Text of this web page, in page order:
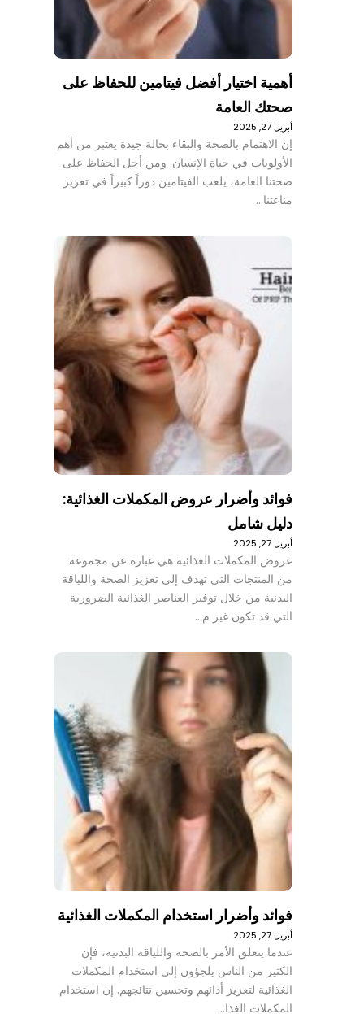
أهمية اختيار أفضل فيتامين للحفاظ على
صحتك العامة
أبريل 27, 2025
إن الاهتمام بالصحة والبقاء بحالة جيدة يعتبر من أهم
الأولويات في حياة الإنسان. ومن أجل الحفاظ على
صحتنا العامة، يلعب الفيتامين دوراً كبيراً في تعزيز
مناعتنا…
فوائد وأضرار عروض المكملات الغذائية:
دليل شامل
أبريل 27, 2025
عروض المكملات الغذائية هي عبارة عن مجموعة
من المنتجات التي تهدف إلى تعزيز الصحة واللياقة
البدنية من خلال توفير العناصر الغذائية الضرورية
التي قد تكون غير م…
فوائد وأضرار استخدام المكملات الغذائية
أبريل 27, 2025
عندما يتعلق الأمر بالصحة واللياقة البدنية، فإن
الكثير من الناس يلجؤون إلى استخدام المكملات
الغذائية لتعزيز أدائهم وتحسين نتائجهم. إن استخدام
المكملات الغذا…